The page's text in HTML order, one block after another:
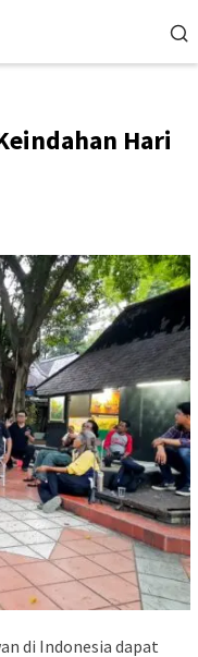
Hari
di Indonesia dapat